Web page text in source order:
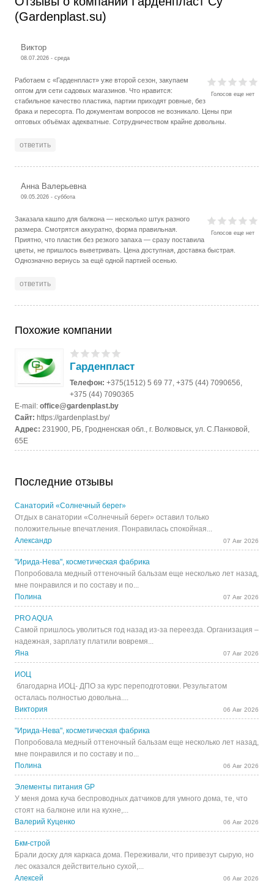
(Gardenplast.su)
Виктор
08.07.2026 - среда
Голосов еще нет
Работаем с «Гарденпласт» уже второй сезон, закупаем
оптом для сети садовых магазинов. Что нравится:
стабильное качество пластика, партии приходят ровные, без
брака и пересорта. По документам вопросов не возникало. Цены при
оптовых объёмах адекватные. Сотрудничеством крайне довольны.
ответить
Анна Валерьевна
09.05.2026 - суббота
Голосов еще нет
Заказала кашпо для балкона — несколько штук разного
размера. Смотрятся аккуратно, форма правильная.
Приятно, что пластик без резкого запаха — сразу поставила
цветы, не пришлось выветривать. Цена доступная, доставка быстрая.
Однозначно вернусь за ещё одной партией осенью.
ответить
Похожие компании
Гарденпласт
Телефон:+375(1512) 5 69 77, +375 (44) 7090656,
+375 (44) 7090365
E-mail:office@gardenplast.by
Сайт:https://gardenplast.by/
Адрес: 231900, РБ, Гродненская обл., г. Волковыск, ул. С.Панковой,
65Е
Последние отзывы
Санаторий «Солнечный берег»
Отдых в санатории «Солнечный берег» оставил только
положительные впечатления. Понравилась спокойная...
Александр
07 Авг 2026
"Ирида-Нева", косметическая фабрика
Попробовала медный оттеночный бальзам еще несколько лет назад,
мне понравился и по составу и по...
Полина
07 Авг 2026
PRO AQUA
Самой пришлось уволиться год назад из-за переезда. Организация –
надежная, зарплату платили вовремя...
Яна
07 Авг 2026
ИОЦ
благодарна ИОЦ- ДПО за курс переподготовки. Результатом
осталась полностью довольна....
Виктория
06 Авг 2026
"Ирида-Нева", косметическая фабрика
Попробовала медный оттеночный бальзам еще несколько лет назад,
мне понравился и по составу и по...
Полина
06 Авг 2026
Элементы питания GP
У меня дома куча беспроводных датчиков для умного дома, те, что
стоят на балконе или на кухне,...
Валерий Куценко
06 Авг 2026
Бкм-строй
Брали доску для каркаса дома. Переживали, что привезут сырую, но
лес оказался действительно сухой,...
Алексей
06 Авг 2026